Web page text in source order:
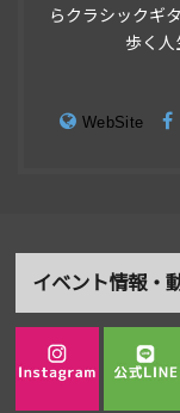
らクラシックギ
歩く人
WebSite
イベント情報・